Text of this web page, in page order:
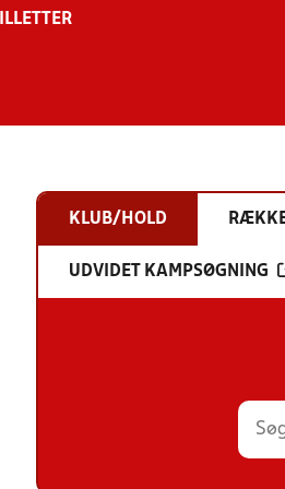
KLUB/HOLD
UDVIDET KAMPSØGNING